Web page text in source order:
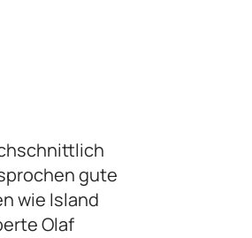
gute
wie Island
Olaf